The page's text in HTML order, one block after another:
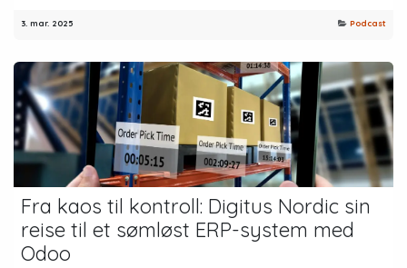
3. mar. 2025 Podcast
Fra kaos til kontroll: Digitus Nordic sin
reise til et sømløst ERP-system med
Odoo